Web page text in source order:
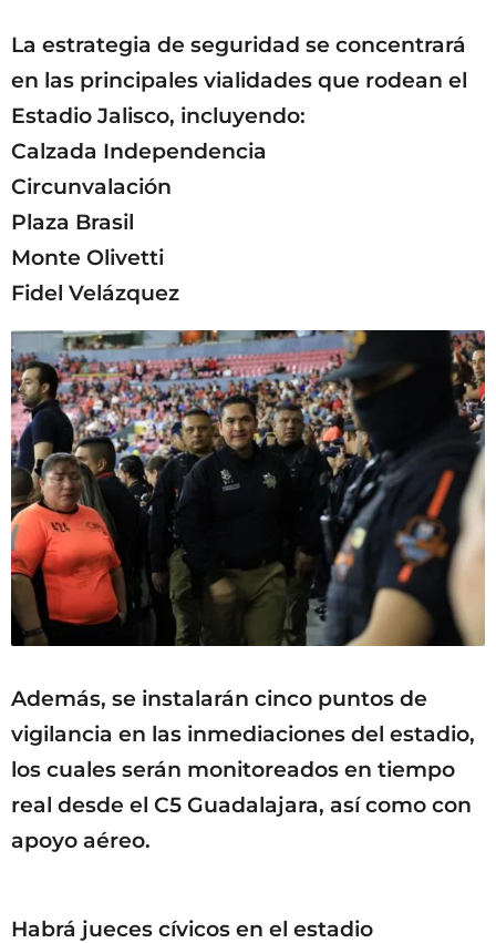
La estrategia de seguridad se concentrará
en las principales vialidades que rodean el
Estadio Jalisco, incluyendo:
Calzada Independencia
Circunvalación
Plaza Brasil
Monte Olivetti
Fidel Velázquez
Además, se instalarán cinco puntos de
vigilancia en las inmediaciones del estadio,
los cuales serán monitoreados en tiempo
real desde el C5 Guadalajara, así como con
apoyo aéreo.
Habrá jueces cívicos en el estadio